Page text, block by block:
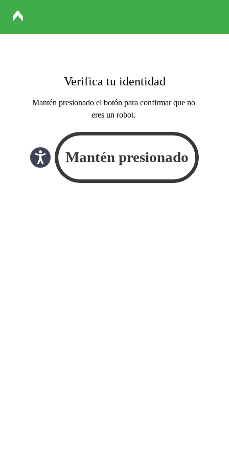
Verifica tu identidad
Mantén presionado el botón para confirmar que no
eres un robot.